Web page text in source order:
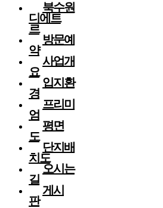
북수원
디에트
르
방문예
약
사업개
요
입지환
경
프리미
엄
평면
도
단지배
치도
오시는
길
게시
판